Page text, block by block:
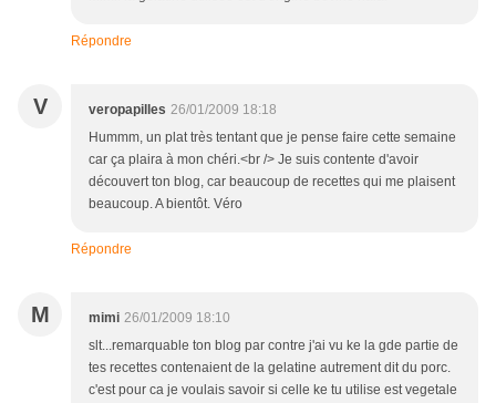
Répondre
V veropapilles 26/01/2009 18:18
Hummm, un plat très tentant que je pense faire cette semaine
car ça plaira à mon chéri.<br /> Je suis contente d'avoir
découvert ton blog, car beaucoup de recettes qui me plaisent
beaucoup. A bientôt. Véro
Répondre
M mimi 26/01/2009 18:10
slt...remarquable ton blog par contre j'ai vu ke la gde partie de
tes recettes contenaient de la gelatine autrement dit du porc.
c'est pour ca je voulais savoir si celle ke tu utilise est vegetale